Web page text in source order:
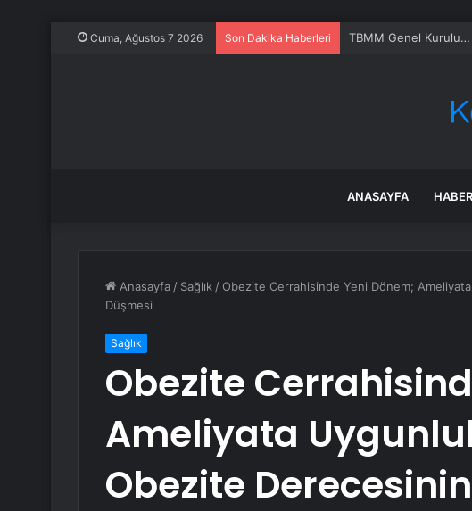
Cuma, Ağustos 7 2026 Son Dakika Haberleri TBMM Genel Kurulu…
ANASAYFA HABER
Anasayfa / Sağlık / Obezite Cerrahisinde Yeni Dönem;
Düşmesi
Sağlık
Obezite
Ameliyata
Obezite